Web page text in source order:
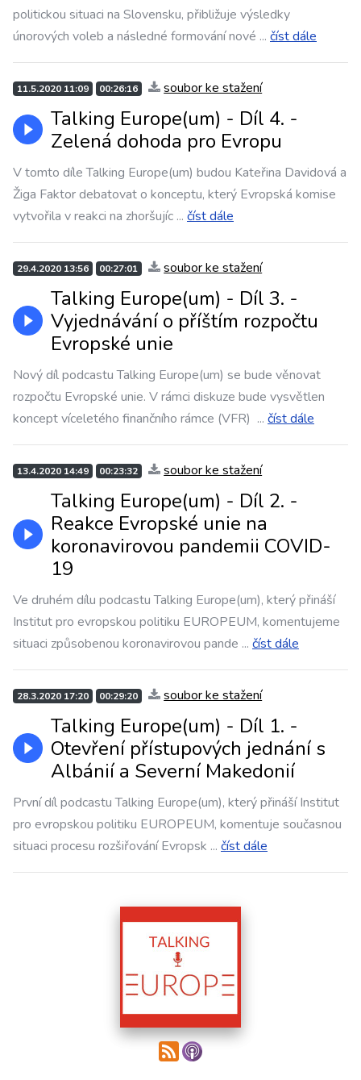
politickou situaci na Slovensku, přibližuje výsledky
únorových voleb a následné formování nové ... číst dále
11.5.2020 11:09 00:26:16 soubor ke stažení
Talking Europe(um) - Díl 4. -
Zelená dohoda pro Evropu
V tomto díle Talking Europe(um) budou Kateřina Davidová a
Žiga Faktor debatovat o konceptu, který Evropská komise
vytvořila v reakci na zhoršujíc ... číst dále
29.4.2020 13:56 00:27:01 soubor ke stažení
Talking Europe(um) - Díl 3. -
Vyjednávání o příštím rozpočtu
Evropské unie
Nový díl podcastu Talking Europe(um) se bude věnovat
rozpočtu Evropské unie. V rámci diskuze bude vysvětlen
koncept víceletého finančního rámce (VFR) ... číst dále
13.4.2020 14:49 00:23:32 soubor ke stažení
Talking Europe(um) - Díl 2. -
Reakce Evropské unie na
koronavirovou pandemii COVID-
19
Ve druhém dílu podcastu Talking Europe(um), který přináší
Institut pro evropskou politiku EUROPEUM, komentujeme
situaci způsobenou koronavirovou pande ... číst dále
28.3.2020 17:20 00:29:20 soubor ke stažení
Talking Europe(um) - Díl 1. -
Otevření přístupových jednání s
Albánií a Severní Makedonií
První díl podcastu Talking Europe(um), který přináší Institut
pro evropskou politiku EUROPEUM, komentuje současnou
situaci procesu rozšiřování Evropsk ... číst dále